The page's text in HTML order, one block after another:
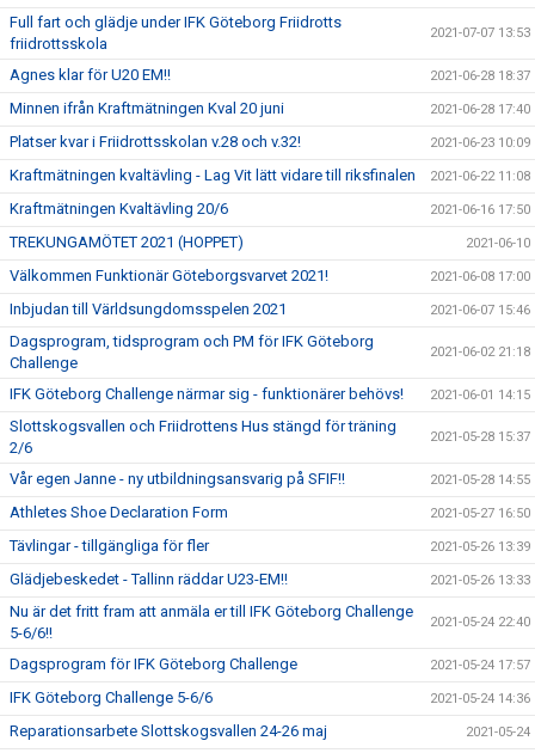
Full fart och glädje under IFK Göteborg Friidrotts
friidrottsskola
2021-07-07 13:53
Agnes klar för U20 EM!! 2021-06-28 18:37
Minnen ifrån Kraftmätningen Kval 20 juni 2021-06-28 17:40
Platser kvar i Friidrottsskolan v.28 och v.32! 2021-06-23 10:09
Kraftmätningen kvaltävling - Lag Vit lätt vidare till riksfinalen 2021-06-22 11:08
Kraftmätningen Kvaltävling 20/6 2021-06-16 17:50
TREKUNGAMÖTET 2021 (HOPPET) 2021-06-10
Välkommen Funktionär Göteborgsvarvet 2021! 2021-06-08 17:00
Inbjudan till Världsungdomsspelen 2021 2021-06-07 15:46
Dagsprogram, tidsprogram och PM för IFK Göteborg
Challenge
2021-06-02 21:18
IFK Göteborg Challenge närmar sig - funktionärer behövs! 2021-06-01 14:15
Slottskogsvallen och Friidrottens Hus stängd för träning
2/6
2021-05-28 15:37
Vår egen Janne - ny utbildningsansvarig på SFIF!! 2021-05-28 14:55
Athletes Shoe Declaration Form 2021-05-27 16:50
Tävlingar - tillgängliga för fler 2021-05-26 13:39
Glädjebeskedet - Tallinn räddar U23-EM!! 2021-05-26 13:33
Nu är det fritt fram att anmäla er till IFK Göteborg Challenge
5-6/6!!
2021-05-24 22:40
Dagsprogram för IFK Göteborg Challenge 2021-05-24 17:57
IFK Göteborg Challenge 5-6/6 2021-05-24 14:36
Reparationsarbete Slottskogsvallen 24-26 maj 2021-05-24